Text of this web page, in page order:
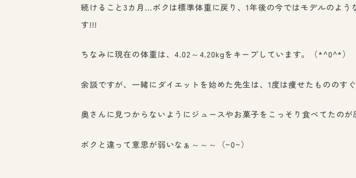
続けること3カ月…ボクは標準体重に戻り、1年後の今ではモデルのよ
す!!!
ちなみに現在の体重は、4.02～4.20kgをキープしています。（*^0^*）
余談ですが、一緒にダイエットを始めた先生は、1度は痩せたもののす
奥さんに見つからないようにジュースやお菓子をこっそり食べてたのが
ボクと違って意思が弱いなぁ～～～（~0~）